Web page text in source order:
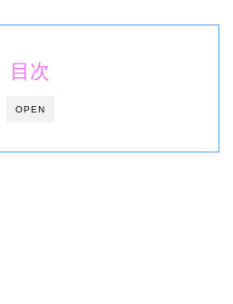
OPEN
目次